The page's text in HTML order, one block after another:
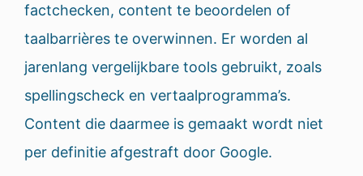
factchecken, content te beoordelen of
taalbarrières te overwinnen. Er worden al
jarenlang vergelijkbare tools gebruikt, zoals
spellingscheck en vertaalprogramma’s.
Content die daarmee is gemaakt wordt niet
per definitie afgestraft door Google.